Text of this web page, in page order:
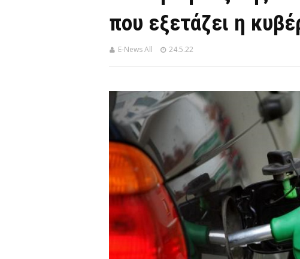
που εξετάζει η
E-News All 24.5.22